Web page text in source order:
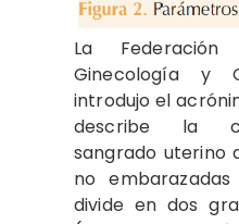
La
Ginecología y
introdujo el
describe la
sangrado uterino
no
divide en dos